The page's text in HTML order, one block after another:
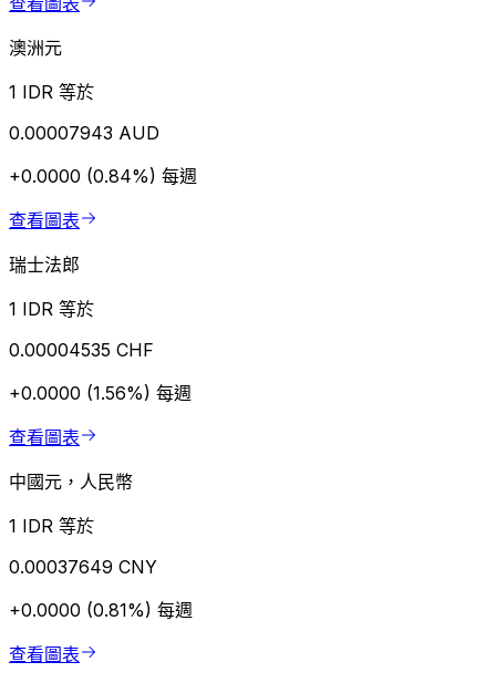
澳洲元
1 IDR 等於
0.00007943 AUD
+0.0000 (0.84%) 每週
查看圖表
瑞士法郎
1 IDR 等於
0.00004535 CHF
+0.0000 (1.56%) 每週
查看圖表
中國元，人民幣
1 IDR 等於
0.00037649 CNY
+0.0000 (0.81%) 每週
查看圖表